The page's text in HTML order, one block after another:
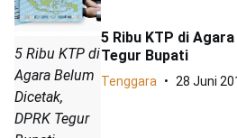
5 Ribu KTP di
Agara Belum
Dicetak,
DPRK Tegur
5 Ribu KTP di
Tegur Bupati
Tenggara 28 Juni